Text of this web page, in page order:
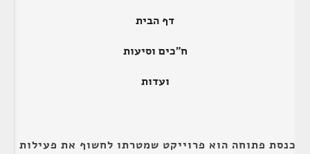
דף הבית
ח"כים וסיעות
ועדות
כנסת פתוחה הוא פרוייקט שמטרתו לחשוף את פעילות